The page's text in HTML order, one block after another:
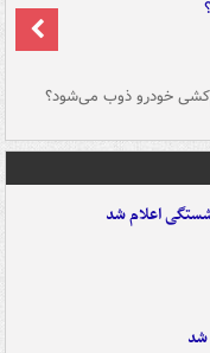
خودرو ذوب می‌شود؟
اعلام شد